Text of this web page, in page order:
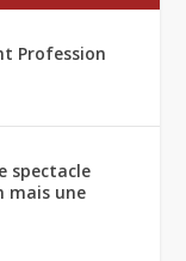
Profession
spectacle
mais une